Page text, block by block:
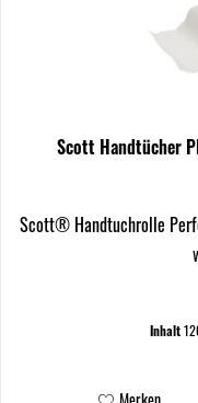
Scott Handtücher
Scott® Handtuchrolle
Inhalt